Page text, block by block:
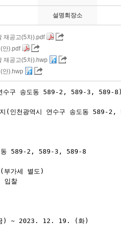
설명회장소
재공고(5차).pdf
안).pdf
재공고(5차).hwp
안).hwp